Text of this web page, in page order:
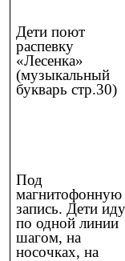
Дети поют
распевку
«Лесенка»
(музыкальный
букварь стр.30)
Под
магнитофонную
запись. Дети
по одной линии
шагом, на
носочках, на